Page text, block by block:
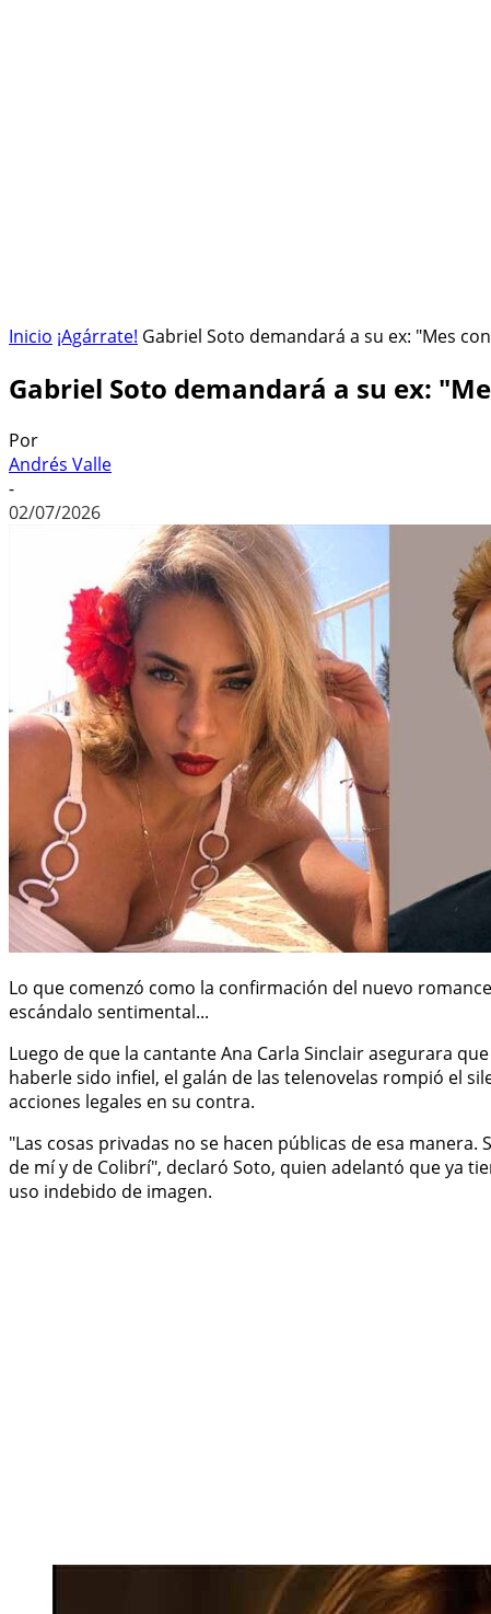
Inicio ¡Agárrate! Gabriel Soto demandará a su ex: "Mes
Gabriel Soto demandará a su ex:
Por
Andrés Valle
-
02/07/2026
Lo que comenzó como la confirmación del nuevo
escándalo sentimental...
Luego de que la cantante Ana Carla Sinclair asegurara
haberle sido infiel, el galán de las telenovelas rompió el
acciones legales en su contra.
"Las cosas privadas no se hacen públicas de esa
de mí y de Colibrí", declaró Soto, quien adelantó que ya
uso indebido de imagen.